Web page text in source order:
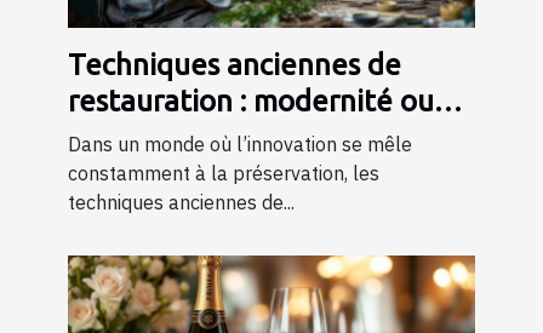
Techniques anciennes de
restauration : modernité ou
tradition ?
Dans un monde où l’innovation se mêle
constamment à la préservation, les
techniques anciennes de...